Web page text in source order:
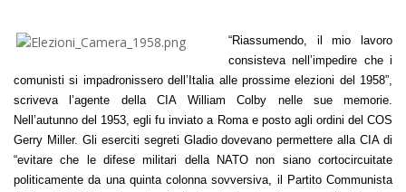
“Riassumendo, il mio lavoro
consisteva nell’impedire che i
comunisti si impadronissero dell’Italia alle prossime elezioni del 1958”,
scriveva l’agente della CIA William Colby nelle sue memorie.
Nell’autunno del 1953, egli fu inviato a Roma e posto agli ordini del COS
Gerry Miller. Gli eserciti segreti Gladio dovevano permettere alla CIA di
“evitare che le difese militari della NATO non siano cortocircuitate
politicamente da una quinta colonna sovversiva, il Partito Communista